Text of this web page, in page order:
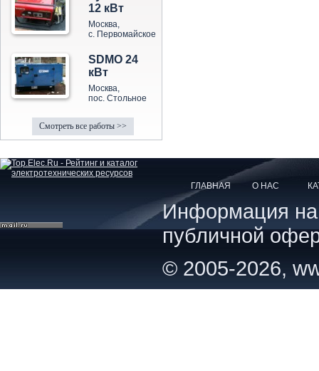
12 кВт
Москва,
с. Первомайское
SDMO 24
кВт
Москва,
пос. Стольное
Смотреть все работы >>
ГЛАВНАЯ О НАС
Информация на
публичной
© 2005-2026,